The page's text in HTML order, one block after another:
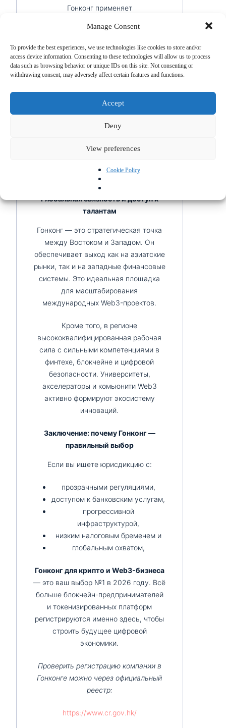
Manage Consent
To provide the best experiences, we use technologies like cookies to store and/or
access device information. Consenting to these technologies will allow us to process
data such as browsing behavior or unique IDs on this site. Not consenting or
withdrawing consent, may adversely affect certain features and functions.
Accept
Deny
View preferences
Cookie Policy
Гонконг применяет
, что делает его особенно
привлекательным для
международных криптовалютных
компаний. Прибыль, полученная за
пределами Гонконга, не облагается
корпоративным налогом.
Кроме того, отсутствует налог на
прирост капитала, что крайне важно
токенизированных проектов. Это
эффективной.
Глобальная связность и доступ к
талантам
Гонконг — это стратегическая точка
между Востоком и Западом. Он
обеспечивает выход как на азиатские
рынки, так и на западные финансовые
системы. Это идеальная площадка
для масштабирования
международных Web3-проектов.
Кроме того, в регионе
высококвалифицированная рабочая
сила с сильными компетенциями в
финтехе, блокчейне и цифровой
безопасности. Университеты,
акселераторы и комьюнити Web3
активно формируют экосистему
инноваций.
Заключение: почему Гонконг —
правильный выбор
Если вы ищете юрисдикцию с:
прозрачными регуляциями,
доступом к банковским услугам,
прогрессивной
инфраструктурой,
низким налоговым бременем и
глобальным охватом,
Гонконг для крипто и Web3-бизнеса
— это ваш выбор №1 в 2026 году. Всё
больше блокчейн-предпринимателей
и токенизированных платформ
регистрируются именно здесь, чтобы
строить будущее цифровой
экономики.
Проверить регистрацию компании в
Гонконге можно через официальный
реестр:
https://www.cr.gov.hk/